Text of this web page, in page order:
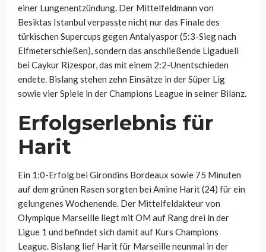
einer Lungenentzündung. Der Mittelfeldmann von
Besiktas Istanbul verpasste nicht nur das Finale des
türkischen Supercups gegen Antalyaspor (5:3-Sieg nach
Elfmeterschießen), sondern das anschließende Ligaduell
bei Caykur Rizespor, das mit einem 2:2-Unentschieden
endete. Bislang stehen zehn Einsätze in der Süper Lig
sowie vier Spiele in der Champions League in seiner Bilanz.
Erfolgserlebnis für
Harit
Ein 1:0-Erfolg bei Girondins Bordeaux sowie 75 Minuten
auf dem grünen Rasen sorgten bei Amine Harit (24) für ein
gelungenes Wochenende. Der Mittelfeldakteur von
Olympique Marseille liegt mit OM auf Rang drei in der
Ligue 1 und befindet sich damit auf Kurs Champions
League. Bislang lief Harit für Marseille neunmal in der